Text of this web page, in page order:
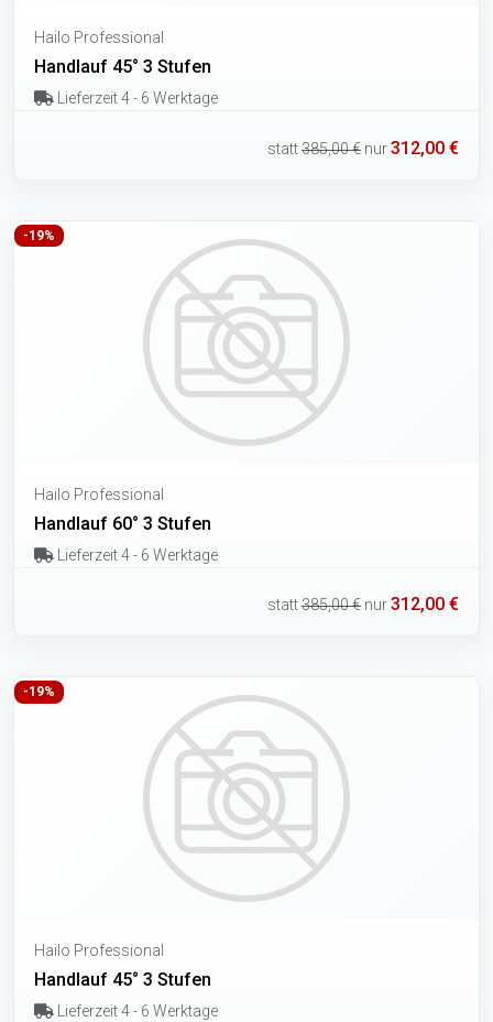
Hailo Professional
Handlauf 45° 3 Stufen
Lieferzeit 4 - 6 Werktage
statt385,00 € nur312,00 €
-19%
Hailo Professional
Handlauf 60° 3 Stufen
Lieferzeit 4 - 6 Werktage
statt385,00 € nur312,00 €
-19%
Hailo Professional
Handlauf 45° 3 Stufen
Lieferzeit 4 - 6 Werktage